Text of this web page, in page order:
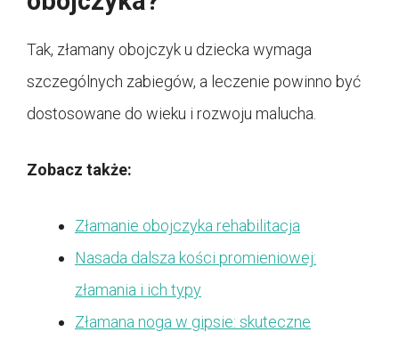
Tak, złamany obojczyk u dziecka wymaga
szczególnych zabiegów, a leczenie powinno być
dostosowane do wieku i rozwoju malucha.
Zobacz także:
Złamanie obojczyka rehabilitacja
Nasada dalsza kości promieniowej:
złamania i ich typy
Złamana noga w gipsie: skuteczne